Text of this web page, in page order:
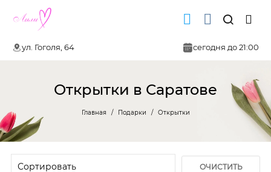
ул. Гоголя, 64 сегодня до 21:00
Открытки в Саратове
Главная Подарки Открытки
ОЧИСТИТЬ